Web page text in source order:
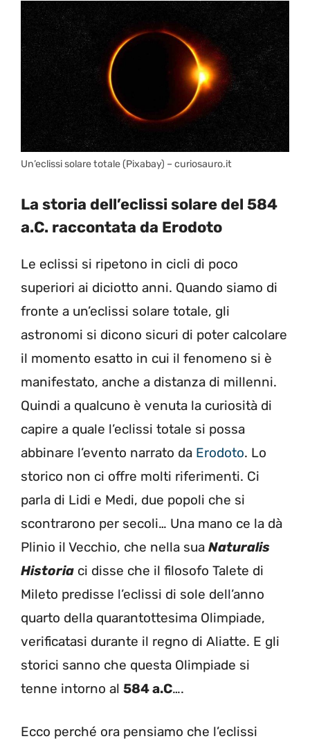
Un’eclissi solare totale (Pixabay) – curiosauro.it
La storia dell’eclissi solare del 584
a.C. raccontata da Erodoto
Le eclissi si ripetono in cicli di poco
superiori ai diciotto anni. Quando siamo di
fronte a un’eclissi solare totale, gli
astronomi si dicono sicuri di poter calcolare
il momento esatto in cui il fenomeno si è
manifestato, anche a distanza di millenni.
Quindi a qualcuno è venuta la curiosità di
capire a quale l’eclissi totale si possa
abbinare l’evento narrato da Erodoto. Lo
storico non ci offre molti riferimenti. Ci
parla di Lidi e Medi, due popoli che si
scontrarono per secoli… Una mano ce la dà
Plinio il Vecchio, che nella sua Naturalis
Historia ci disse che il filosofo Talete di
Mileto predisse l’eclissi di sole dell’anno
quarto della quarantottesima Olimpiade,
verificatasi durante il regno di Aliatte. E gli
storici sanno che questa Olimpiade si
tenne intorno al 584 a.C….
Ecco perché ora pensiamo che l’eclissi